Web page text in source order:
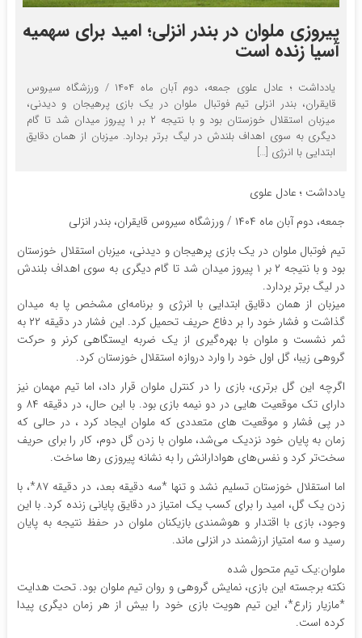
پیروزی ملوان در بندر انزلی؛ امید برای سهمیه
آسیا زنده است
یادداشت ؛ عادل علوی جمعه، دوم آبان ماه ۱۴۰۴ / ورزشگاه سیروس
قایقران، بندر انزلی تیم فوتبال ملوان در یک بازی پرهیجان و دیدنی،
میزبان استقلال خوزستان بود و با نتیجه ۲ بر ۱ پیروز میدان شد تا گام
دیگری به سوی اهداف بلندش در لیگ برتر بردارد. میزبان از همان دقایق
ابتدایی با انرژی […]
یادداشت ؛ عادل علوی
جمعه، دوم آبان ماه ۱۴۰۴ / ورزشگاه سیروس قایقران، بندر انزلی
تیم فوتبال ملوان در یک بازی پرهیجان و دیدنی، میزبان استقلال خوزستان
بود و با نتیجه ۲ بر ۱ پیروز میدان شد تا گام دیگری به سوی اهداف بلندش
در لیگ برتر بردارد.
میزبان از همان دقایق ابتدایی با انرژی و برنامه‌ای مشخص پا به میدان
گذاشت و فشار خود را بر دفاع حریف تحمیل کرد. این فشار در دقیقه ۲۲ به
ثمر نشست و ملوان با بهره‌گیری از یک ضربه ایستگاهی کرنر و حرکت
گروهی زیبا، گل اول خود را وارد دروازه استقلال خوزستان کرد.
اگرچه این گل برتری، بازی را در کنترل ملوان قرار داد، اما تیم مهمان نیز
دارای تک موقعیت هایی در دو نیمه بازی بود. با این حال، در دقیقه ۸۴ و
در پی فشار و موقعیت های متعددی که ملوان ایجاد کرد ، در حالی که
زمان به پایان خود نزدیک می‌شد، ملوان با زدن گل دوم، کار را برای حریف
سخت‌تر کرد و نفس‌های هوادارانش را به نشانه پیروزی رها ساخت.
اما استقلال خوزستان تسلیم نشد و تنها *سه دقیقه بعد، در دقیقه ۸۷*، با
زدن یک گل، امید را برای کسب یک امتیاز در دقایق پایانی زنده کرد. با این
وجود، بازی با اقتدار و هوشمندی بازیکنان ملوان در حفظ نتیجه به پایان
رسید و سه امتیاز ارزشمند در انزلی ماند.
ملوان:یک تیم متحول شده
نکته برجسته این بازی، نمایش گروهی و روان تیم ملوان بود. تحت هدایت
*مازیار زارع*، این تیم هویت بازی خود را بیش از هر زمان دیگری پیدا
کرده است.